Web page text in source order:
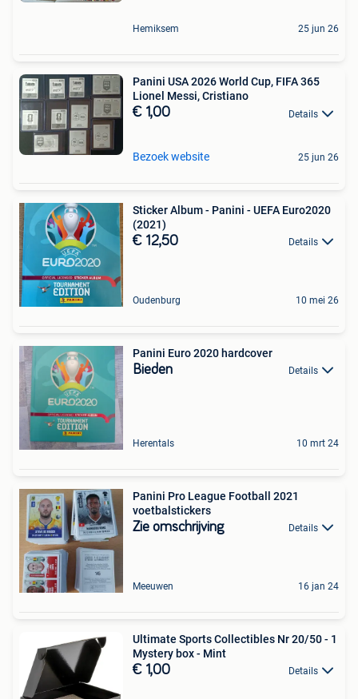
Hemiksem 25 jun 26
Panini USA 2026 World Cup, FIFA 365
Lionel Messi, Cristiano
€ 1,00 Details
Bezoek website 25 jun 26
Sticker Album - Panini - UEFA Euro2020
(2021)
€ 12,50 Details
Oudenburg 10 mei 26
Panini Euro 2020 hardcover
Bieden Details
Herentals 10 mrt 24
Panini Pro League Football 2021
voetbalstickers
Zie omschrijving Details
Meeuwen 16 jan 24
Ultimate Sports Collectibles Nr 20/50 - 1
Mystery box - Mint
€ 1,00 Details